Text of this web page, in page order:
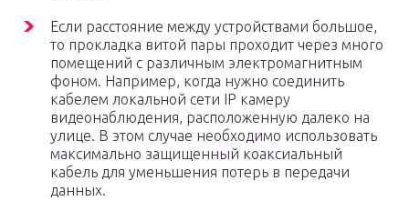
Если расстояние между устройствами большое,
то прокладка витой пары проходит через много
помещений с различным электромагнитным
фоном. Например, когда нужно соединить
кабелем локальной сети IP камеру
видеонаблюдения, расположенную далеко на
улице. В этом случае необходимо использовать
максимально защищенный коаксиальный
кабель для уменьшения потерь в передачи
данных.